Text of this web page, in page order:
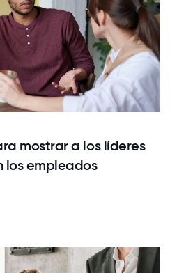
mostrar a los líderes
los empleados